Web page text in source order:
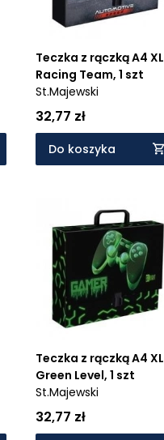
Teczka z rączką A4 XL
Racing Team, 1 szt
St.Majewski
32,77 zł
Do koszyka
Teczka z rączką A4 XL
Green Level, 1 szt
St.Majewski
32,77 zł